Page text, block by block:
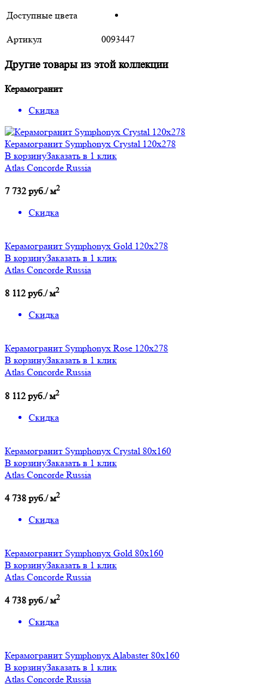
Доступные цвета
Артикул 0093447
Другие товары из этой коллекции
Керамогранит
Скидка
Керамогранит Symphonyx Crystal 120x278
В корзинуЗаказать в 1 клик
Atlas Concorde Russia
7 732 руб./ м2
Скидка
Керамогранит Symphonyx Gold 120x278
В корзинуЗаказать в 1 клик
Atlas Concorde Russia
8 112 руб./ м2
Скидка
Керамогранит Symphonyx Rose 120x278
В корзинуЗаказать в 1 клик
Atlas Concorde Russia
8 112 руб./ м2
Скидка
Керамогранит Symphonyx Crystal 80x160
В корзинуЗаказать в 1 клик
Atlas Concorde Russia
4 738 руб./ м2
Скидка
Керамогранит Symphonyx Gold 80x160
В корзинуЗаказать в 1 клик
Atlas Concorde Russia
4 738 руб./ м2
Скидка
Керамогранит Symphonyx Alabaster 80x160
В корзинуЗаказать в 1 клик
Atlas Concorde Russia